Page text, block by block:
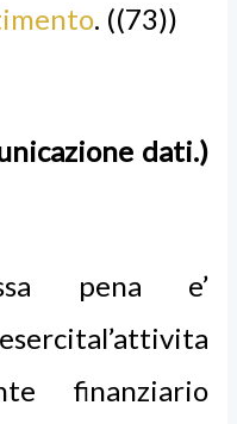
. ((73))
dati.)
pena e’
finanziario